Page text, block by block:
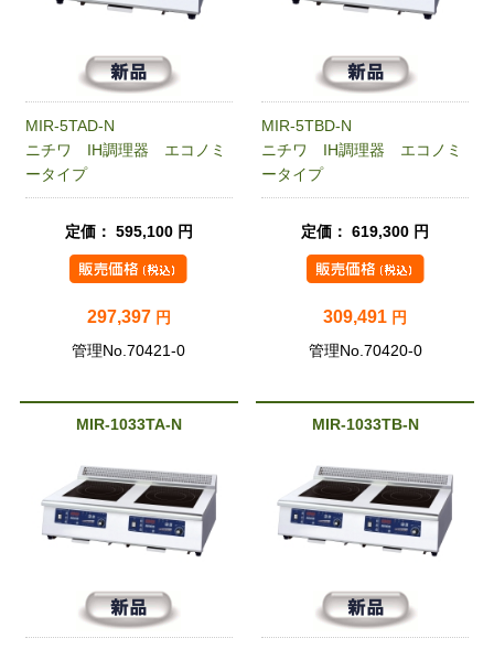
MIR-5TAD-N
ニチワ IH調理器 エコノミ
ータイプ
定価： 595,100 円
297,397 円
管理No.70421-0
MIR-5TBD-N
ニチワ IH調理器 エコノミ
ータイプ
定価： 619,300 円
309,491 円
管理No.70420-0
MIR-1033TA-N MIR-1033TB-N